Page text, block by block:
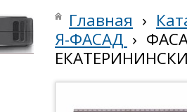
Главная ›
Я-ФАСАД ›